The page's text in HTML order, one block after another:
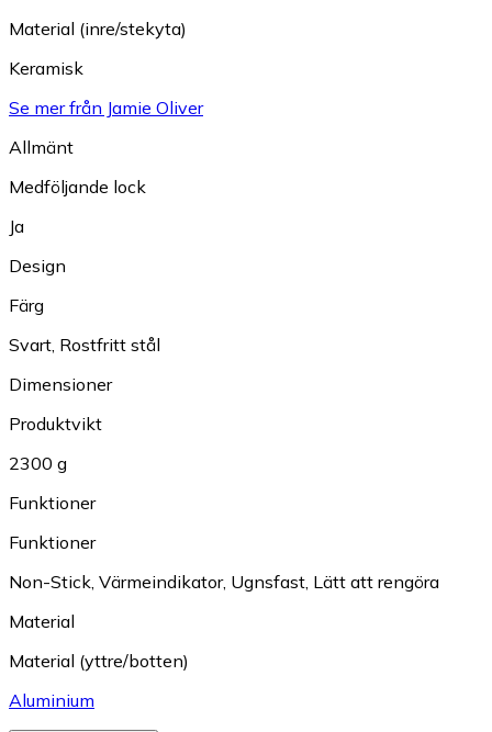
Material (inre/stekyta)
Keramisk
Se mer från Jamie Oliver
Allmänt
Medföljande lock
Ja
Design
Färg
Svart, Rostfritt stål
Dimensioner
Produktvikt
2300 g
Funktioner
Funktioner
Non-Stick, Värmeindikator, Ugnsfast, Lätt att rengöra
Material
Material (yttre/botten)
Aluminium